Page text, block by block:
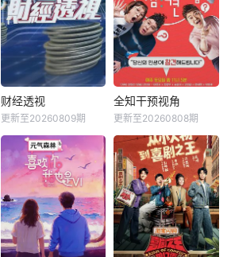
财经透视
更新至20260809期
全知干预视角
更新至20260808期